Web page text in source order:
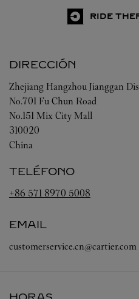
RIDE
DIRECCIÓN
Zhejiang Hangzhou Jianggan
No.701 Fu Chun Road
No.151 Mix City Mall
310020
China
TELÉFONO
+86 571 8970 5008
EMAIL
customerservice.cn@cartier.com